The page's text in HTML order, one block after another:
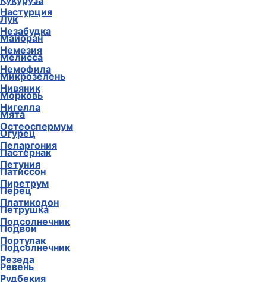
Настурция
Незабудка
Немезия
Немофила
Нивяник
Нигелла
Остеоспермум
Пеларгония
Петуния
Пиретрум
Платикодон
Подсолнечник
Портулак
Резеда
Рудбекия
Лук
Майоран
Мелисса
Микрозелень
Морковь
Мята
Огурец
Пастернак
Патиссон
Перец
Петрушка
Подвои
Подсолнечник
Ревень